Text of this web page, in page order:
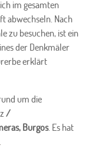
im gesamten
abwechseln. Nach
zu besuchen, ist ein
der Denkmäler
erklärt
um die
/
Burgos. Es hat